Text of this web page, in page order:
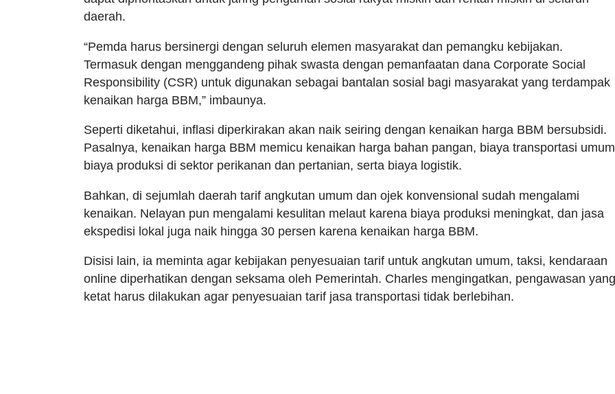
daerah.
“Pemda harus bersinergi dengan seluruh elemen masyarakat dan pemangku kebijakan.
Termasuk dengan menggandeng pihak swasta dengan pemanfaatan dana Corporate Social
Responsibility (CSR) untuk digunakan sebagai bantalan sosial bagi masyarakat yang terdampak
kenaikan harga BBM,” imbaunya.
Seperti diketahui, inflasi diperkirakan akan naik seiring dengan kenaikan harga BBM bersubsidi.
Pasalnya, kenaikan harga BBM memicu kenaikan harga bahan pangan, biaya transportasi
biaya produksi di sektor perikanan dan pertanian, serta biaya logistik.
Bahkan, di sejumlah daerah tarif angkutan umum dan ojek konvensional sudah mengalami
kenaikan. Nelayan pun mengalami kesulitan melaut karena biaya produksi meningkat, dan jasa
ekspedisi lokal juga naik hingga 30 persen karena kenaikan harga BBM.
Disisi lain, ia meminta agar kebijakan penyesuaian tarif untuk angkutan umum, taksi, kendaraan
online diperhatikan dengan seksama oleh Pemerintah. Charles mengingatkan, pengawasan yang
ketat harus dilakukan agar penyesuaian tarif jasa transportasi tidak berlebihan.